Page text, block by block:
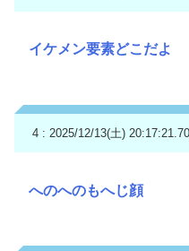
イケメン要素どこだよ
4 : 2025/12/13(土) 20:17:21.70
へのへのもへじ顔